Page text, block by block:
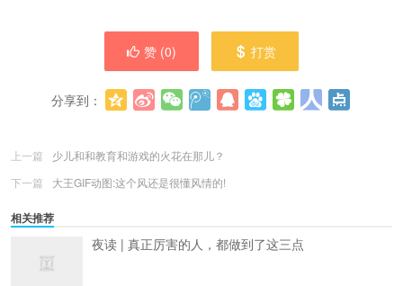
赞 (0) 打赏
分享到：
上一篇
少儿和和教育和游戏的火花在那儿？
下一篇
大王GIF动图:这个风还是很懂风情的!
相关推荐
夜读 | 真正厉害的人，都做到了这三点